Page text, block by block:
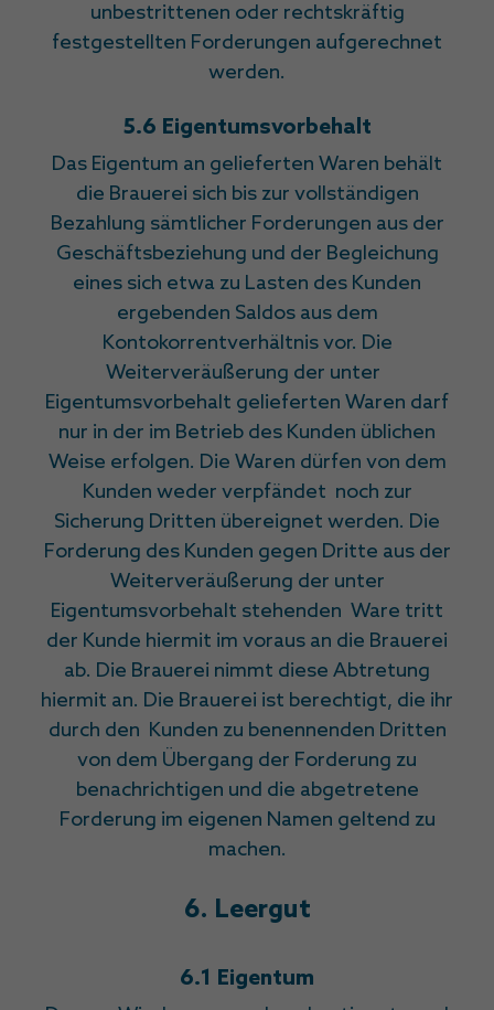
unbestrittenen oder rechtskräftig
festgestellten Forderungen aufgerechnet
werden.
5.6 Eigentumsvorbehalt
Das Eigentum an gelieferten Waren behält
die Brauerei sich bis zur vollständigen
Bezahlung sämtlicher Forderungen aus der
Geschäftsbeziehung und der Begleichung
eines sich etwa zu Lasten des Kunden
ergebenden Saldos aus dem
Kontokorrentverhältnis vor. Die
Weiterveräußerung der unter
Eigentumsvorbehalt gelieferten Waren darf
nur in der im Betrieb des Kunden üblichen
Weise erfolgen. Die Waren dürfen von dem
Kunden weder verpfändet noch zur
Sicherung Dritten übereignet werden. Die
Forderung des Kunden gegen Dritte aus der
Weiterveräußerung der unter
Eigentumsvorbehalt stehenden Ware tritt
der Kunde hiermit im voraus an die Brauerei
ab. Die Brauerei nimmt diese Abtretung
hiermit an. Die Brauerei ist berechtigt, die ihr
durch den Kunden zu benennenden Dritten
von dem Übergang der Forderung zu
benachrichtigen und die abgetretene
Forderung im eigenen Namen geltend zu
machen.
6. Leergut
6.1 Eigentum